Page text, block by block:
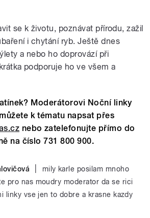
se k životu, poznávat přírodu, zažil
i chytání ryb. Ještě dnes
a nebo ho doprovází při
podporuje ho ve všem a
Moderátorovi Noční linky
k tématu napsat přes
nebo zatelefonujte přímo do
na číslo 731 800 900.
mily karle posilam mnoho
pro nas moudry moderator da se rici
linky vse jen to dobre a krasne kazdy